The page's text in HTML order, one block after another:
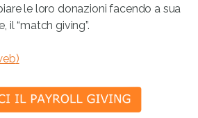
le loro donazioni facendo a sua
il “match giving”.
)